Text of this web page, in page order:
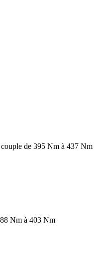
de 395 Nm à 437 Nm
Nm à 403 Nm